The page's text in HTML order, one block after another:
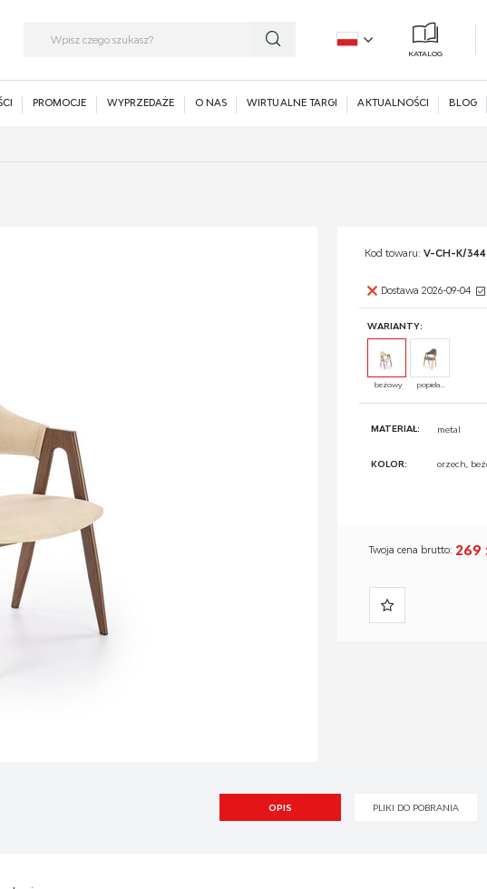
KATALOG
PROMOCJE WYPRZEDAŻE O NAS WIRTUALNE TARGI AKTUALNOŚCI BLOG
Kod towaru: V-CH-K/
Dostawa 2026-09-04
WARIANTY:
beżowy popiela...
MATERIAŁ: metal
KOLOR: orzech,
Twoja cena brutto: 269
OPIS PLIKI DO POBRANIA